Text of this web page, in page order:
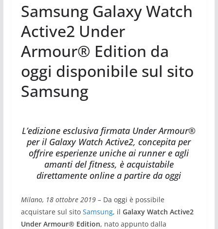
Samsung Galaxy Watch
Active2 Under
Armour® Edition da
oggi disponibile sul sito
Samsung
L’edizione esclusiva firmata Under Armour®
per il Galaxy Watch Active2, concepita per
offrire esperienze uniche ai runner e agli
amanti del fitness, è acquistabile
direttamente online a partire da oggi
Milano, 18 ottobre 2019 –Da oggi è possibile
acquistare sul sito Samsung, il Galaxy Watch Active2
Under Armour® Edition, nato appunto dalla